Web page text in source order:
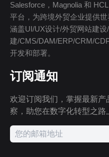
Salesforce，Magnolia 和
平台，为跨境外贸企业提供
涵盖UI/UX设计/外贸网站建
建/CMS/DAM/ERP/CRM/
开发和部署。
订阅通知
欢迎订阅我们，掌握最新
察，助您在数字化转型之路